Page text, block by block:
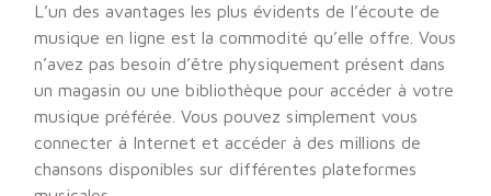
L’un des avantages les plus évidents de l’écoute de
musique en ligne est la commodité qu’elle offre. Vous
n’avez pas besoin d’être physiquement présent dans
un magasin ou une bibliothèque pour accéder à votre
musique préférée. Vous pouvez simplement vous
connecter à Internet et accéder à des millions de
chansons disponibles sur différentes plateformes